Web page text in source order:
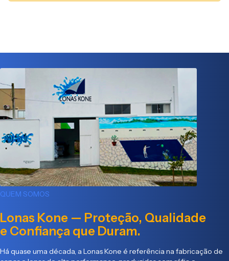
QUEM SOMOS
Lonas Kone — Proteção, Qualidade
e Confiança que Duram.
Há quase uma década, a Lonas Kone é referência na fabricação de